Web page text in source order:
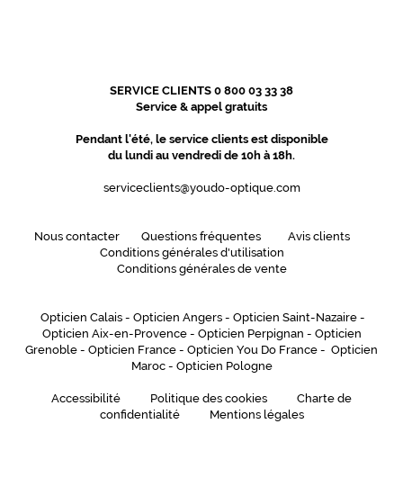
SERVICE CLIENTS 0 800 03 33 38
Service & appel gratuits
Pendant l'été, le service clients est disponible
du lundi au vendredi de 10h à 18h.
serviceclients@youdo-optique.com
Nous contacter Questions fréquentes
Avis clients
Conditions générales d'utilisation
Conditions générales de vente
Opticien Calais - Opticien Angers - Opticien Saint-Nazaire -
Opticien Aix-en-Provence- Opticien Perpignan - Opticien
Grenoble - Opticien France - Opticien You Do France - Opticien
Maroc- Opticien Pologne
Accessibilité Politique des cookies
Charte de
confidentialité
Mentions légales